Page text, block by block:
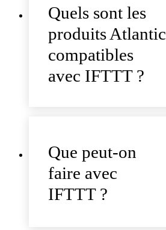
Quels sont les
produits Atlantic
compatibles
avec IFTTT ?
Que peut-on
faire avec
IFTTT ?